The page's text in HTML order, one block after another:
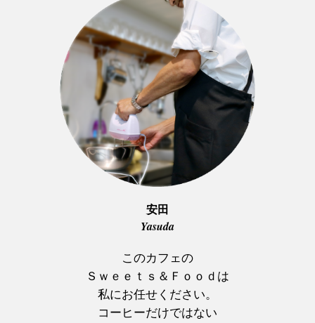
安田
Yasuda
このカフェの
Ｓｗｅｅｔｓ＆Ｆｏｏｄは
私にお任せください。
コーヒーだけではない